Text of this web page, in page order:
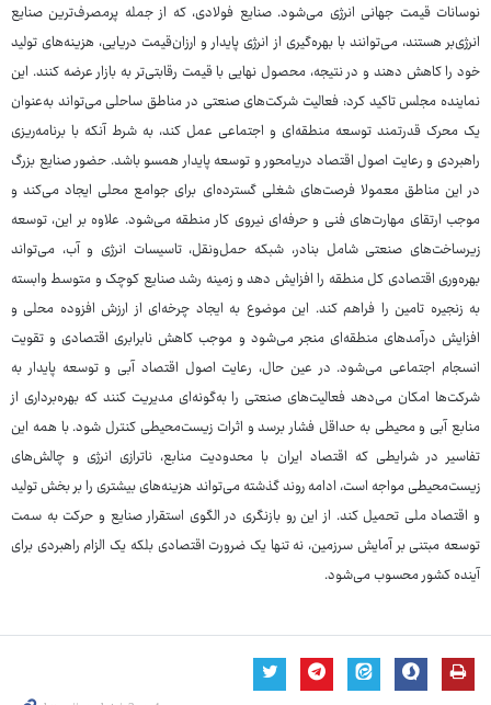
نوسانات قیمت جهانی انرژی می‌شود. صنایع فولادی، که از جمله پرمصرف‌ترین صنایع
انرژی‌بر هستند، می‌توانند با بهره‌گیری از انرژی پایدار و ارزان‌قیمت دریایی، هزینه‌های تولید
خود را کاهش دهند و در نتیجه، محصول نهایی با قیمت رقابتی‌تر به بازار عرضه کنند. این
نماینده مجلس تاکید کرد: فعالیت شرکت‌های صنعتی در مناطق ساحلی می‌تواند به‌عنوان
یک محرک قدرتمند توسعه منطقه‌ای و اجتماعی عمل کند، به شرط آنکه با برنامه‌ریزی
راهبردی و رعایت اصول اقتصاد دریامحور و توسعه پایدار همسو باشد. حضور صنایع بزرگ
در این مناطق معمولا فرصت‌های شغلی گسترده‌ای برای جوامع محلی ایجاد می‌کند و
موجب ارتقای مهارت‌های فنی‌ و حرفه‌ای نیروی کار منطقه می‌شود. علاوه بر این، توسعه
زیرساخت‌های صنعتی شامل بنادر، شبکه حمل‌ونقل، تاسیسات انرژی و آب، می‌تواند
بهره‌وری اقتصادی کل منطقه را افزایش دهد و زمینه رشد صنایع کوچک و متوسط وابسته
به زنجیره تامین را فراهم کند. این موضوع به ایجاد چرخه‌ای از ارزش افزوده محلی و
افزایش درآمدهای منطقه‌ای منجر می‌شود و موجب کاهش نابرابری اقتصادی و تقویت
انسجام اجتماعی می‌شود. در عین ‌حال، رعایت اصول اقتصاد آبی و توسعه پایدار به
شرکت‌ها امکان می‌دهد فعالیت‌های صنعتی را به‌گونه‌ای مدیریت کنند که بهره‌برداری از
منابع آبی و محیطی به حداقل فشار برسد و اثرات زیست‌محیطی کنترل شود. با همه این
تفاسیر در شرایطی که اقتصاد ایران با محدودیت منابع، ناترازی انرژی و چالش‌های
زیست‌محیطی مواجه است، ادامه روند گذشته می‌تواند هزینه‌های بیشتری را بر بخش تولید
و اقتصاد ملی تحمیل کند. از این رو بازنگری در الگوی استقرار صنایع و حرکت به سمت
توسعه مبتنی بر آمایش سرزمین، نه تنها یک ضرورت اقتصادی بلکه یک الزام راهبردی برای
آینده کشور محسوب می‌شود.